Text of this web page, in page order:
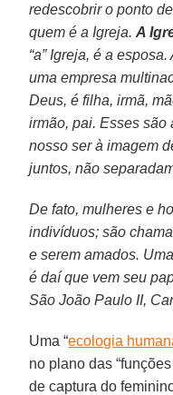
redescobrir o ponto
quem é a Igreja.A
“a” Igreja, é a
uma empresa
Deus, é filha, irmã,
irmão, pai. Esses são
nosso ser à imagem
juntos, não
De fato, mulheres e
indivíduos; são
e serem amados.
é daí que vem seu
São João Paulo II,
Uma “ecologia
no plano das
de captura do